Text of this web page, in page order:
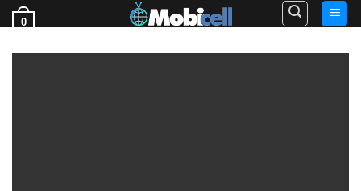
Skip
to
content
0